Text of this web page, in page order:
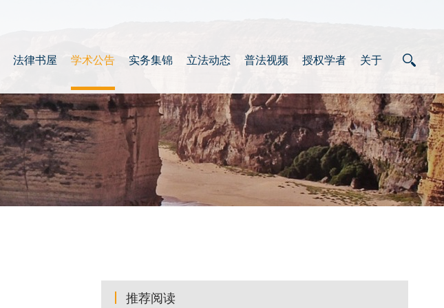
法律书屋 学术公告 实务集锦 立法动态 普法视频 授权学者 关于
推荐阅读